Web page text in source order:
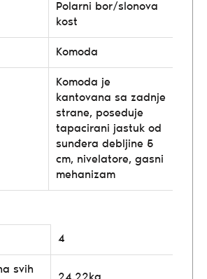
Polarni bor/slonova
kost
Komoda
Komoda je
kantovana sa zadnje
strane, poseduje
tapacirani jastuk od
sunđera debljine 5
cm, nivelatore, gasni
mehanizam
4
svih